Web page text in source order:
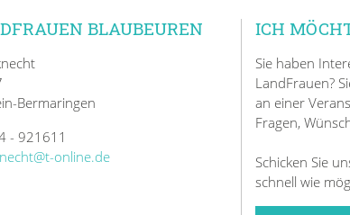
BLAUBEUREN
Bermaringen
- 921611
online.de
ICH
Sie haben
LandFrauen?
an einer
Fragen,
Schicken Sie
schnell wie